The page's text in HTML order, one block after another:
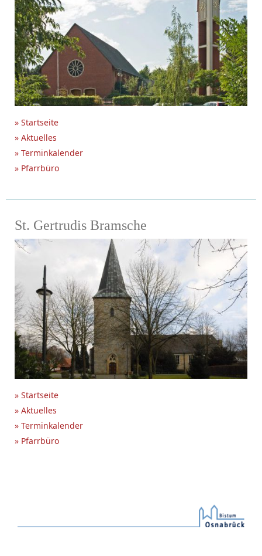
» Startseite
» Aktuelles
» Terminkalender
» Pfarrbüro
St. Gertrudis Bramsche
» Startseite
» Aktuelles
» Terminkalender
» Pfarrbüro